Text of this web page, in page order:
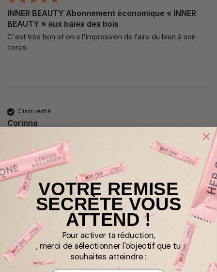
INNER BEAUTY Abonnement économique « INNER
BEAUTY » aux baies des bois
C'est très bon et on a l'impression de faire du bien à son
corps.
Client vérifié
Corinna
INNER BEAUTY in One MINIS Pêche / 7 portions
Je l'ai acheté comme alternative à la cure de 30 jours
pendant mes vacances.
Client vérifié
Gerlinde
VOTRE REMISE
SECRÈTE VOUS
ATTEND !
Pour activer ta réduction,
, merci de sélectionner l'objectif que tu
souhaites atteindre :